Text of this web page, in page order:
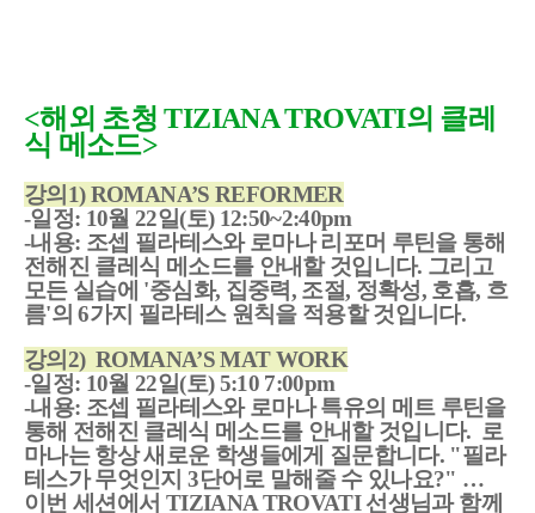
<해외 초청 TIZIANA TROVATI의 클레
식 메소드>
강의1) ROMANA’S REFORMER
-일정: 10월 22일(토) 12:50~2:40pm
-내용: 조셉 필라테스와 로마나 리포머 루틴을 통해
전해진 클레식 메소드를 안내할 것입니다. 그리고
모든 실습에 '중심화, 집중력, 조절, 정확성, 호흡, 흐
름'의 6가지 필라테스 원칙을 적용할 것입니다.
강의2) ROMANA’S MAT WORK
-일정: 10월 22일(토) 5:10 7:00pm
-내용: 조셉 필라테스와 로마나 특유의 메트 루틴을
통해 전해진 클레식 메소드를 안내할 것입니다. 로
마나는 항상 새로운 학생들에게 질문합니다. "필라
테스가 무엇인지 3단어로 말해줄 수 있나요?" …
이번 세션에서 TIZIANA TROVATI 선생님과 함께